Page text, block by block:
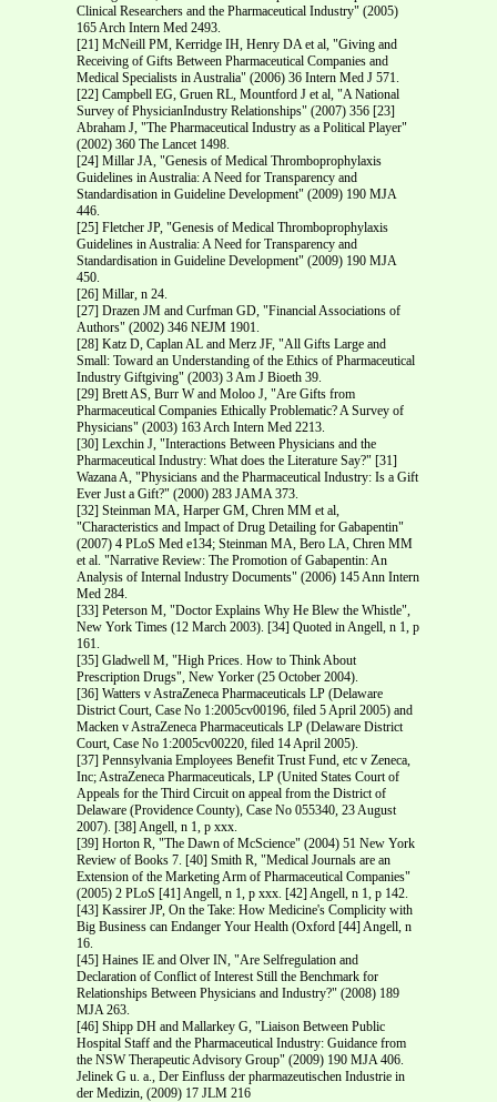
Clinical Researchers and the Pharmaceutical Industry" (2005)
165 Arch Intern Med 2493.
[21] McNeill PM, Kerridge IH, Henry DA et al, "Giving and
Receiving of Gifts Between Pharmaceutical Companies and
Medical Specialists in Australia" (2006) 36 Intern Med J 571.
[22] Campbell EG, Gruen RL, Mountford J et al, "A National
Survey of Physician­Industry Relationships" (2007) 356 [23]
Abraham J, "The Pharmaceutical Industry as a Political Player"
(2002) 360 The Lancet 1498.
[24] Millar JA, "Genesis of Medical Thromboprophylaxis
Guidelines in Australia: A Need for Transparency and
Standardisation in Guideline Development" (2009) 190 MJA
446.
[25] Fletcher JP, "Genesis of Medical Thromboprophylaxis
Guidelines in Australia: A Need for Transparency and
Standardisation in Guideline Development" (2009) 190 MJA
450.
[26] Millar, n 24.
[27] Drazen JM and Curfman GD, "Financial Associations of
Authors" (2002) 346 NEJM 1901.
[28] Katz D, Caplan AL and Merz JF, "All Gifts Large and
Small: Toward an Understanding of the Ethics of Pharmaceutical
Industry Gift­giving" (2003) 3 Am J Bioeth 39.
[29] Brett AS, Burr W and Moloo J, "Are Gifts from
Pharmaceutical Companies Ethically Problematic? A Survey of
Physicians" (2003) 163 Arch Intern Med 2213.
[30] Lexchin J, "Interactions Between Physicians and the
Pharmaceutical Industry: What does the Literature Say?" [31]
Wazana A, "Physicians and the Pharmaceutical Industry: Is a Gift
Ever Just a Gift?" (2000) 283 JAMA 373.
[32] Steinman MA, Harper GM, Chren MM et al,
"Characteristics and Impact of Drug Detailing for Gabapentin"
(2007) 4 PLoS Med e134; Steinman MA, Bero LA, Chren MM
et al. "Narrative Review: The Promotion of Gabapentin: An
Analysis of Internal Industry Documents" (2006) 145 Ann Intern
Med 284.
[33] Peterson M, "Doctor Explains Why He Blew the Whistle",
New York Times (12 March 2003). [34] Quoted in Angell, n 1, p
161.
[35] Gladwell M, "High Prices. How to Think About
Prescription Drugs", New Yorker (25 October 2004).
[36] Watters v AstraZeneca Pharmaceuticals LP (Delaware
District Court, Case No 1:2005cv00196, filed 5 April 2005) and
Macken v AstraZeneca Pharmaceuticals LP (Delaware District
Court, Case No 1:2005cv00220, filed 14 April 2005).
[37] Pennsylvania Employees Benefit Trust Fund, etc v Zeneca,
Inc; AstraZeneca Pharmaceuticals, LP (United States Court of
Appeals for the Third Circuit on appeal from the District of
Delaware (Providence County), Case No 05­5340, 23 August
2007). [38] Angell, n 1, p xxx.
[39] Horton R, "The Dawn of McScience" (2004) 51 New York
Review of Books 7. [40] Smith R, "Medical Journals are an
Extension of the Marketing Arm of Pharmaceutical Companies"
(2005) 2 PLoS [41] Angell, n 1, p xxx. [42] Angell, n 1, p 142.
[43] Kassirer JP, On the Take: How Medicine's Complicity with
Big Business can Endanger Your Health (Oxford [44] Angell, n
16.
[45] Haines IE and Olver IN, "Are Self­regulation and
Declaration of Conflict of Interest Still the Benchmark for
Relationships Between Physicians and Industry?" (2008) 189
MJA 263.
[46] Shipp DH and Mallarkey G, "Liaison Between Public
Hospital Staff and the Pharmaceutical Industry: Guidance from
the NSW Therapeutic Advisory Group" (2009) 190 MJA 406.
Jelinek G u. a., Der Einfluss der pharmazeutischen Industrie in
der Medizin, (2009) 17 JLM 216